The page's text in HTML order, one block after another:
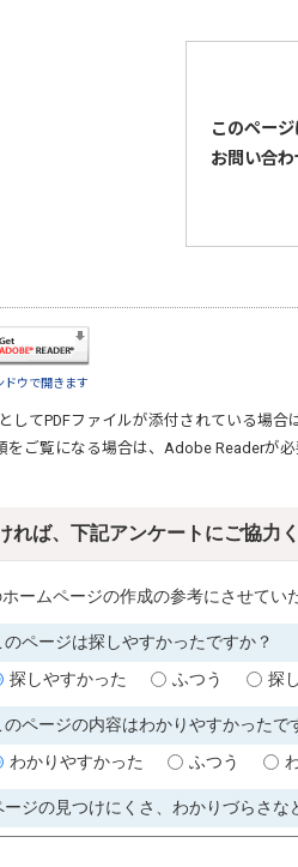
このペー
お問い合
ドウで開きます
してPDFファイルが添付されている場合
をご覧になる場合は、 Adobe Readerが